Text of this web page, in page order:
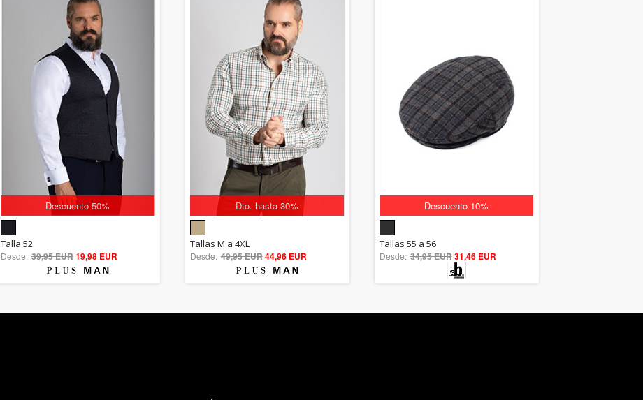
Descuento 50%
out of 5
Talla 52
Desde: 39,95 EUR19,98 EUR
Dto. hasta 30%
5.00
out of 5
Tallas M a 4XL
Desde: 49,95 EUR44,96 EUR
Descuento 10%
5.00
out of 5
Tallas 55 a 56
Desde: 34,95 EUR31,46 EUR